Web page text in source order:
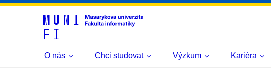
O nás Chci studovat Výzkum Kariéra